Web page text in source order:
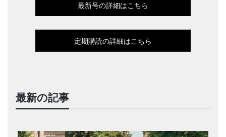
最新号の詳細はこちら
定期購読の詳細はこちら
最新の記事